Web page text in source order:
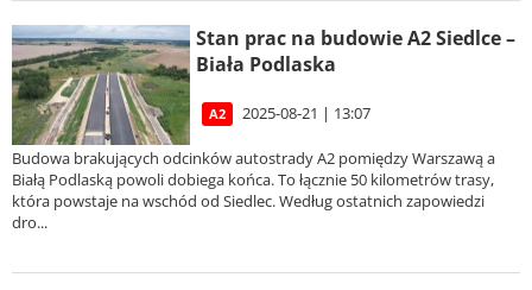
Stan prac na budowie A2 Siedlce –
Biała Podlaska
A2 2025-08-21 | 13:07
Budowa brakujących odcinków autostrady A2 pomiędzy Warszawą a
Białą Podlaską powoli dobiega końca. To łącznie 50 kilometrów trasy,
która powstaje na wschód od Siedlec. Według ostatnich zapowiedzi
dro...